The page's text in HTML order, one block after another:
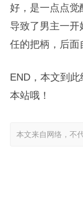
好，是一点点觉
导致了男主一开
任的把柄，后面
END，本文到
本站哦！
本文来自网络，不